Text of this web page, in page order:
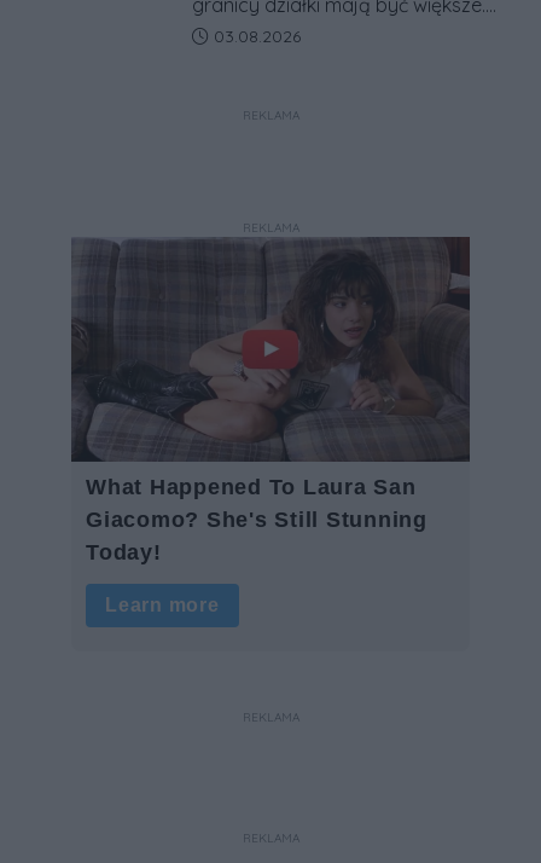
Projekt zaostrza też zasady
Data dodania artykułu:
03.08.2026
REKLAMA
REKLAMA
REKLAMA
REKLAMA